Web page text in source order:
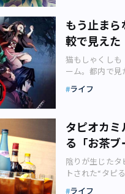
ら……なんて想
から、多感な若
「練習」も必
る、なんでも
時折思い出す
るがままにして
常に恐ろしい
になった人は
やプレゼンテ
的な治療をし
他人に対し疑
が怖くなりや
れ、残りのふ
ます。ただ伏
島市）、中国地
は「しのだず
特に関西方面で
るのをご存じ
葉」から来てい
（おんみょう
揚げを好むと
が定説になって
神社に由来し
置（画像：
知されることで
ました」 これ
は話します。
ぶ人たちが増
なるとも。「さ
路が間近に見
ます。朝5時か
ーズテーブル」
ーンを設置して
れていません。
ちょっと違っ
ださい。 ●フラ
職も手にできず
た。 今だから
うに、不安は絶
ま現状に身を
しかし、淡々
と考えるよう
できることを
の結果、無事に
カッションを行
にZOOMで多く
く活用し、
人と話すこと
た具合です。
（https://
安量には、ある
かりますか？
るのです。 「
いため、意識的
ており、その中
いものを食べ
（まんしょく
く）…楽しく、
い 6.潔食（け
く）…テレビ
と、割引料金
レージ会員に
ジ」。ピカデリ
タシアター」
画を見るたび
1800円の場合
ずれも入会時に
1200円に割引
ー系の割引は
り1400～1500
事前に購入して
に、作品によ
カーのカップ入
ためてチーズ
ほど愛される
戦後の洋菓子
くなる出来事
ィンケンから
本格的に食べ
響で、ずっと
産量と家庭内
ーズケーキで
熱処理を行った
チーズしか知
在すること自
もう止ま
較で見え
猫もしゃくし
ーム。都内で
る幼稚園の前を
が、ここまで
『劇場版「鬼
員数は1750万
TVアニメ『鬼
ufotable、エク
か、長く愛され
ライフ
タピオカ
る「お茶ブ
陰りが生じた
トされた“タピ
ライフ